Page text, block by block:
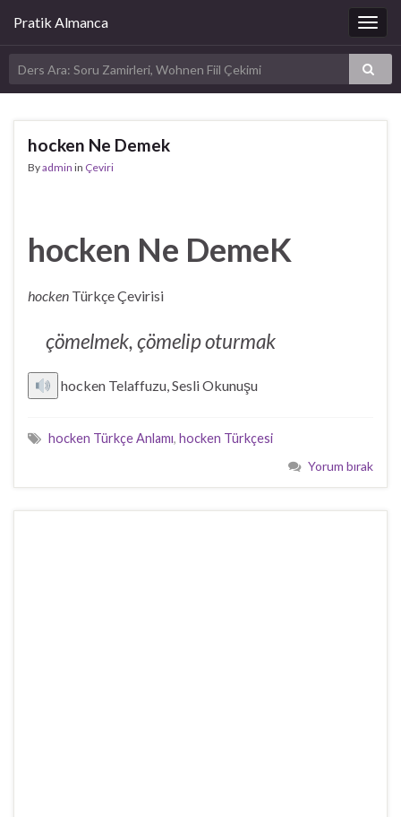
Pratik Almanca
hocken Ne Demek
Byadmin in Çeviri
hocken Ne DemeK
hocken Türkçe Çevirisi
çömelmek, çömelip oturmak
hocken Telaffuzu, Sesli Okunuşu
hocken Türkçe Anlamı, hocken Türkçesi
Yorum bırak